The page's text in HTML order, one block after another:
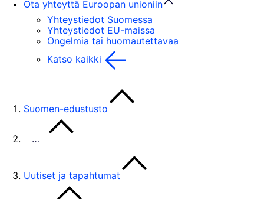
Ota yhteyttä Euroopan unioniin
Yhteystiedot Suomessa
Yhteystiedot EU-maissa
Ongelmia tai huomautettavaa
Katso kaikki
Suomen-edustusto
…
Uutiset ja tapahtumat